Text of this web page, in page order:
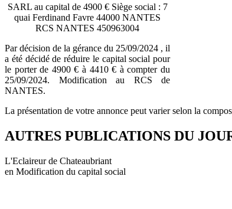
SARL au capital de 4900 € Siège social : 7
quai Ferdinand Favre 44000 NANTES
RCS NANTES 450963004
Par décision de la gérance du 25/09/2024 , il
a été décidé de réduire le capital social pour
le porter de 4900 € à 4410 € à compter du
25/09/2024. Modification au RCS de
NANTES.
La présentation de votre annonce peut varier selon la
AUTRES PUBLICATIONS DU
L'Eclaireur de Chateaubriant
en Modification du capital social